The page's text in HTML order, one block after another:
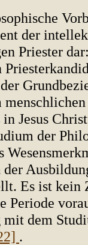
der
Priester
Jesus
der
Es ist kein
Periode
mit dem
.